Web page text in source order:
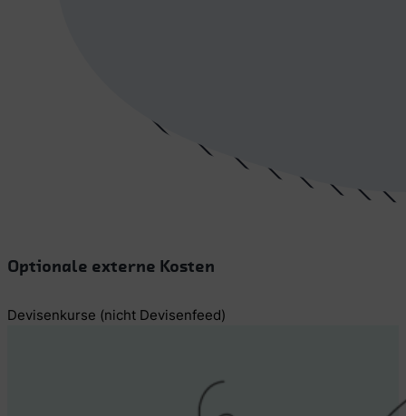
Optionale externe Kosten
Devisenkurse (nicht Devisenfeed)